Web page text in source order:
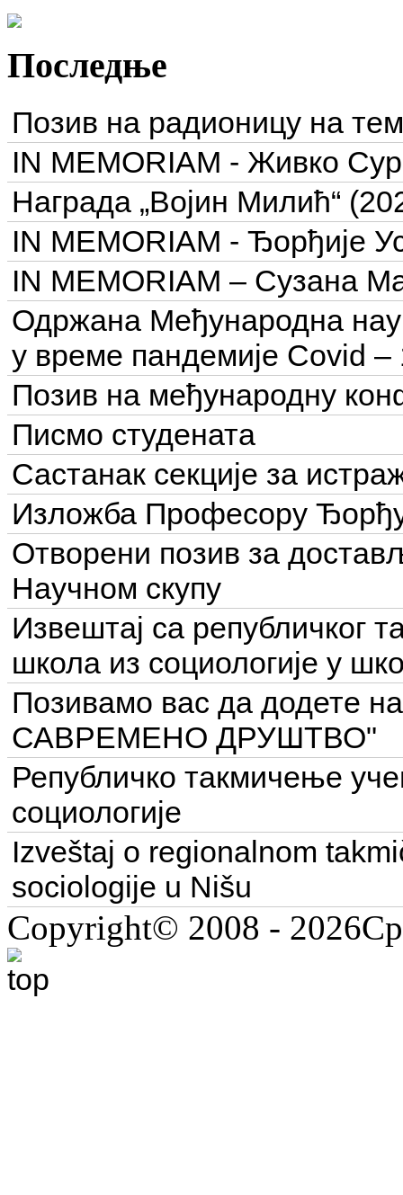
Последње
Позив на радионицу на
IN MEMORIAM - Живко
Награда „Војин Милић“
IN MEMORIAM - Ђорђије
IN MEMORIAM – Сузана
Одржана Међународна
у време пандемије Covid –
Позив на међународну
Писмо студената
Састанак секције за
Изложба Професору
Отворени позив за
Научном скупу
Извештај са републичког
школа из социологије у
Позивамо вас да додете
САВРЕМЕНО ДРУШТВО"
Републичко такмичење
социологије
Izveštaj o regionalnom
sociologije u Nišu
Copyright© 2008 -